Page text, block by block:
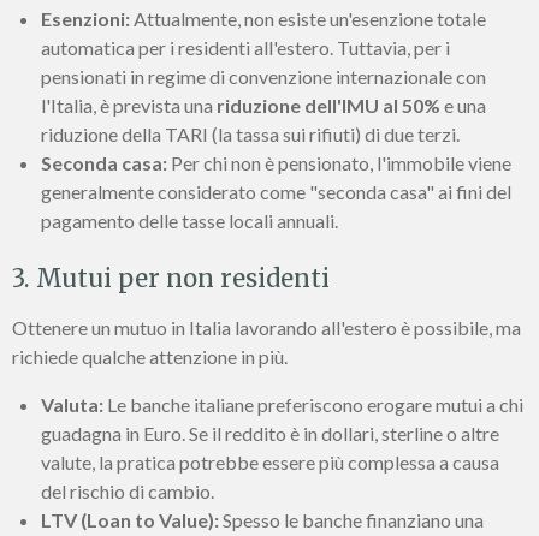
Esenzioni:Attualmente, non esiste un'esenzione totale
automatica per i residenti all'estero. Tuttavia, per i
pensionati in regime di convenzione internazionale con
l'Italia, è prevista una riduzione dell'IMU al 50% e una
riduzione della TARI (la tassa sui rifiuti) di due terzi.
Seconda casa: Per chi non è pensionato, l'immobile viene
generalmente considerato come "seconda casa" ai fini del
pagamento delle tasse locali annuali.
3. Mutui per non residenti
Ottenere un mutuo in Italia lavorando all'estero è possibile, ma
richiede qualche attenzione in più.
Valuta: Le banche italiane preferiscono erogare mutui a chi
guadagna in Euro. Se il reddito è in dollari, sterline o altre
valute, la pratica potrebbe essere più complessa a causa
del rischio di cambio.
LTV (Loan to Value):Spesso le banche finanziano una